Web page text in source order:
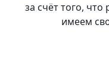
за счёт того,
имеем